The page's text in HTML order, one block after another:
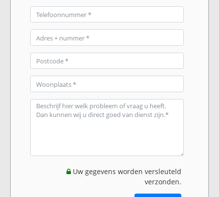
Uw gegevens worden versleuteld
verzonden.